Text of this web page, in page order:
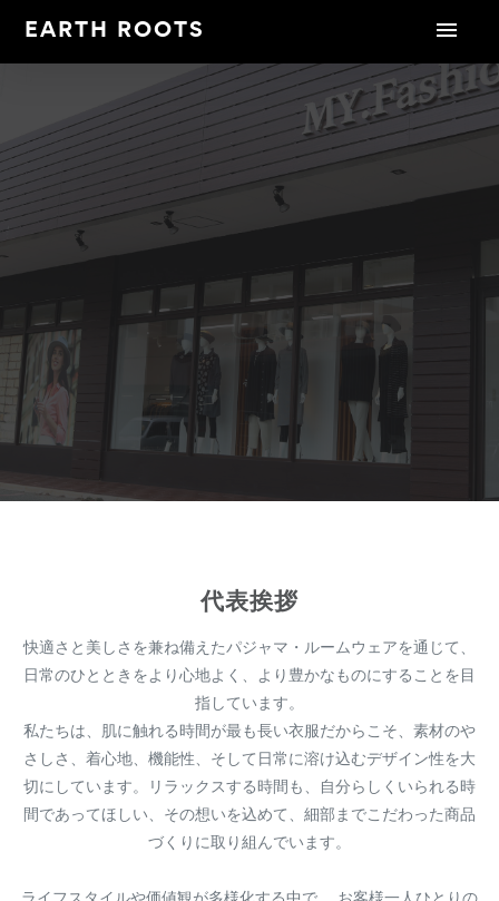
EARTH ROOTS
代表挨拶
快適さと美しさを兼ね備えたパジャマ・ルームウェアを通じて、
日常のひとときをより心地よく、より豊かなものにすることを目
指しています。
私たちは、肌に触れる時間が最も長い衣服だからこそ、素材のや
さしさ、着心地、機能性、そして日常に溶け込むデザイン性を大
切にしています。リラックスする時間も、自分らしくいられる時
間であってほしい、その想いを込めて、細部までこだわった商品
づくりに取り組んでいます。